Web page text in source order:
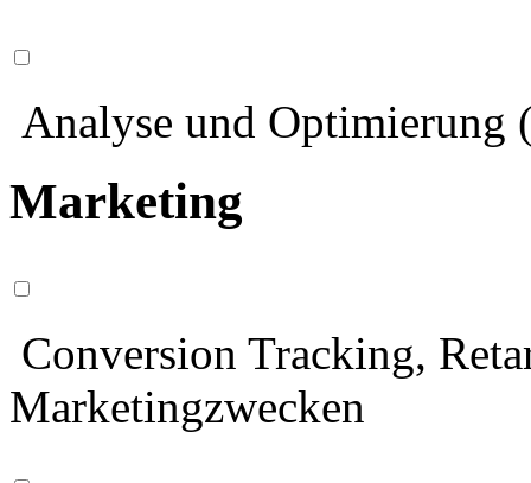
Analyse und Optimierung
Marketing
Conversion Tracking,
Marketingzwecken